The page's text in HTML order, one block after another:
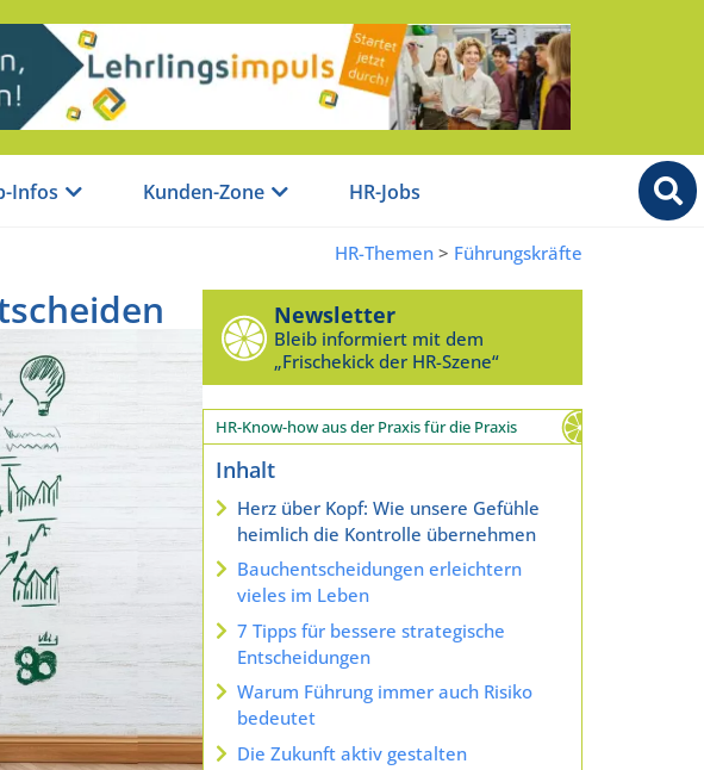
Infos Kunden-Zone HR-Jobs
HR-Themen > Führungskräfte
Newsletter
Bleib informiert mit dem
„Frischekick der HR-Szene“
HR-Know-how aus der Praxis für die Praxis
Inhalt
Herz über Kopf: Wie unsere Gefühle
heimlich die Kontrolle übernehmen
Bauchentscheidungen erleichtern
vieles im Leben
7 Tipps für bessere strategische
Entscheidungen
Warum Führung immer auch Risiko
bedeutet
Die Zukunft aktiv gestalten